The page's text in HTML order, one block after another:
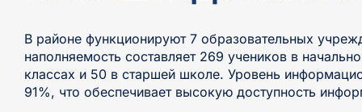
+7 (812) 241-51-78
В районе функционируют 7 образовательных
наполняемость составляет 269 учеников в
классах и 50 в старшей школе. Уровень
91%, что обеспечивает высокую доступность
Изображения